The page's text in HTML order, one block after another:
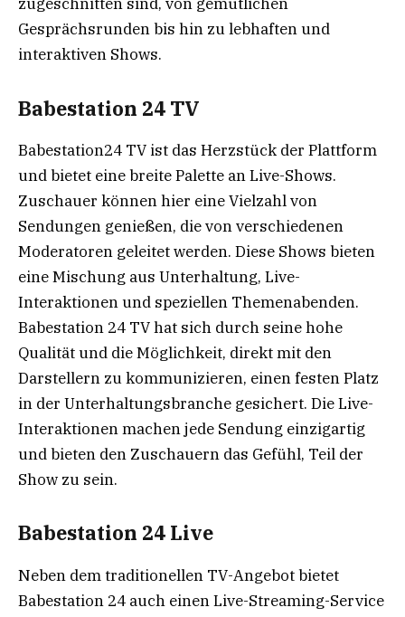
Gesprächsrunden bis hin zu lebhaften und
interaktiven Shows.
Babestation 24 TV
Babestation24 TV ist das Herzstück der Plattform
und bietet eine breite Palette an Live-Shows.
Zuschauer können hier eine Vielzahl von
Sendungen genießen, die von verschiedenen
Moderatoren geleitet werden. Diese Shows bieten
eine Mischung aus Unterhaltung, Live-
Interaktionen und speziellen Themenabenden.
Babestation 24 TV hat sich durch seine hohe
Qualität und die Möglichkeit, direkt mit den
Darstellern zu kommunizieren, einen festen Platz
in der Unterhaltungsbranche gesichert. Die Live-
Interaktionen machen jede Sendung einzigartig
und bieten den Zuschauern das Gefühl, Teil der
Show zu sein.
Babestation 24 Live
Neben dem traditionellen TV-Angebot bietet
Babestation 24 auch einen Live-Streaming-Service